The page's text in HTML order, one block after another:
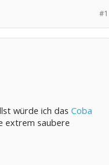
#1
würde ich das Coba
extrem saubere